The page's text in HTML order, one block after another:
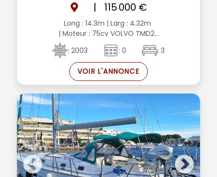
|
115 000 €
Long : 14.3m | Larg : 4.32m
| Moteur : 75cv VOLVO TMD2...
: 2003
: 0 : 3
VOIR L'ANNONCE